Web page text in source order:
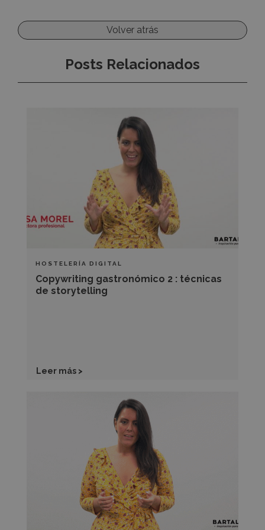
Volver atrás
Posts Relacionados
HOSTELERÍA DIGITAL
Copywriting gastronómico 2 : técnicas
de storytelling
Leer más >
gastronómica